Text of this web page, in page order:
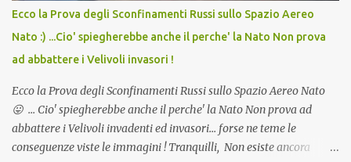
Ecco la Prova degli Sconfinamenti Russi sullo Spazio Aereo
Nato :) ...Cio' spiegherebbe anche il perche' la Nato Non prova
ad abbattere i Velivoli invasori !
Ecco la Prova degli Sconfinamenti Russi sullo Spazio Aereo Nato
😛 ... Cio' spiegherebbe anche il perche' la Nato Non prova ad
abbattere i Velivoli invadenti ed invasori... forse ne teme le
conseguenze viste le immagini ! Tranquilli, Non esiste ancora